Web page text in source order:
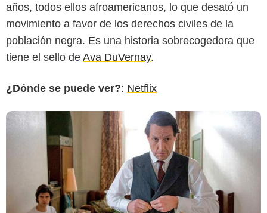
años, todos ellos afroamericanos, lo que desató un
movimiento a favor de los derechos civiles de la
población negra. Es una historia sobrecogedora que
tiene el sello de Ava DuVernay.
¿Dónde se puede ver?: Netflix